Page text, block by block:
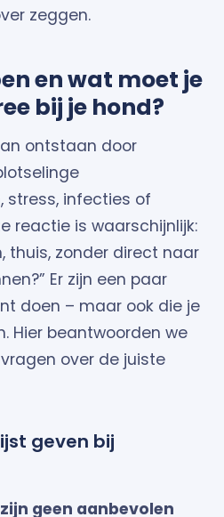
zeggen.
en wat moet je
bij je hond?
ontstaan door
stress, infecties of
reactie is waarschijnlijk:
thuis, zonder direct naar
Er zijn een paar
doen – maar ook die je
Hier beantwoorden we
over de juiste
geven bij
geen aanbevolen